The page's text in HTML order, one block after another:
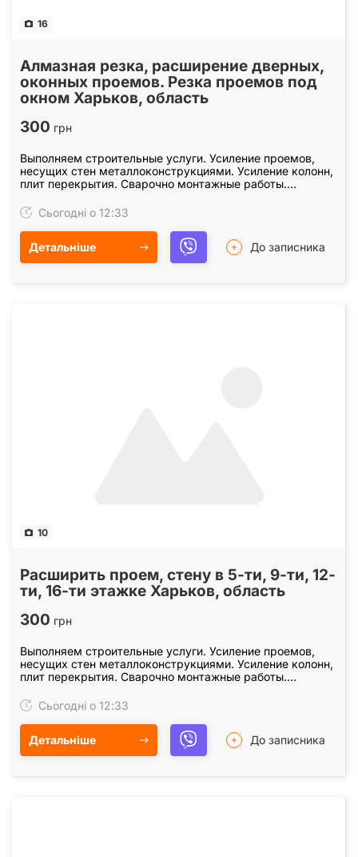
16
Алмазная резка, расширение дверных,
оконных проемов. Резка проемов под
окном Харьков, область
300 грн
Выполняем строительные услуги. Усиление проемов,
несущих стен металлоконструкциями. Усиление колонн,
плит перекрытия. Сварочно монтажные работы.
Сьогодні о 12:33
Детальніше До записника
10
Расширить проем, стену в 5-ти, 9-ти, 12-
ти, 16-ти этажке Харьков, область
300 грн
Выполняем строительные услуги. Усиление проемов,
несущих стен металлоконструкциями. Усиление колонн,
плит перекрытия. Сварочно монтажные работы.
Сьогодні о 12:33
Детальніше До записника